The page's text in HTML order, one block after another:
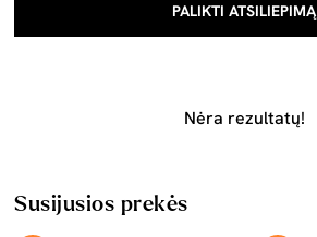
PALIKTI ATSILIEPIMĄ
Nėra rezultatų!
Susijusios prekės